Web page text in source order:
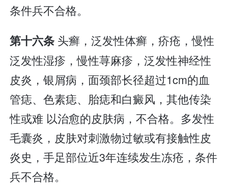
条件兵不合格。
第十六条 头癣，泛发性体癣，疥疮，慢性
泛发性湿疹，慢性荨麻疹，泛发性神经性
皮炎，银屑病，面颈部长径超过1cm的血
管痣、色素痣、胎痣和白癜风，其他传染
性或难 以治愈的皮肤病，不合格。多发性
毛囊炎，皮肤对刺激物过敏或有接触性皮
炎史，手足部位近3年连续发生冻疮，条件
兵不合格。